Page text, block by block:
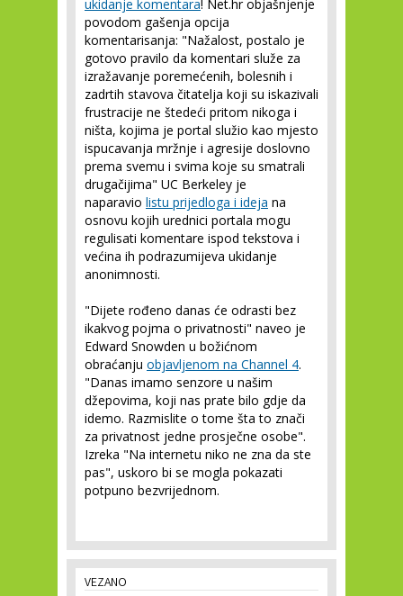
ukidanje komentara! Net.hr objašnjenje
povodom gašenja opcija
komentarisanja: "Nažalost, postalo je
gotovo pravilo da komentari služe za
izražavanje poremećenih, bolesnih i
zadrtih stavova čitatelja koji su iskazivali
frustracije ne štedeći pritom nikoga i
ništa, kojima je portal služio kao mjesto
ispucavanja mržnje i agresije doslovno
prema svemu i svima koje su smatrali
drugačijima" UC Berkeley je
naparavio listu prijedloga i ideja na
osnovu kojih urednici portala mogu
regulisati komentare ispod tekstova i
većina ih podrazumijeva ukidanje
anonimnosti.
"Dijete rođeno danas će odrasti bez
ikakvog pojma o privatnosti" naveo je
Edward Snowden u božićnom
obraćanju objavljenom na Channel 4.
"Danas imamo senzore u našim
džepovima, koji nas prate bilo gdje da
idemo. Razmislite o tome šta to znači
za privatnost jedne prosječne osobe".
Izreka "Na internetu niko ne zna da ste
pas", uskoro bi se mogla pokazati
potpuno bezvrijednom.
VEZANO